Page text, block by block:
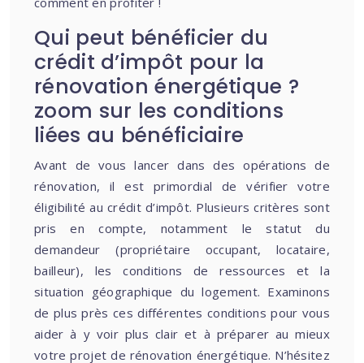
Qui peut bénéficier du
crédit d’impôt pour la
rénovation énergétique ?
zoom sur les conditions
liées au bénéficiaire
Avant de vous lancer dans des opérations de
rénovation, il est primordial de vérifier votre
éligibilité au crédit d’impôt. Plusieurs critères sont
pris en compte, notamment le statut du
demandeur (propriétaire occupant, locataire,
bailleur), les conditions de ressources et la
situation géographique du logement. Examinons
de plus près ces différentes conditions pour vous
aider à y voir plus clair et à préparer au mieux
votre projet de rénovation énergétique. N’hésitez